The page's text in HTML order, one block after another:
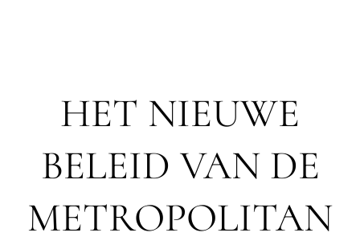
HET NIEUWE
BELEID VAN DE
METROPOLITAN